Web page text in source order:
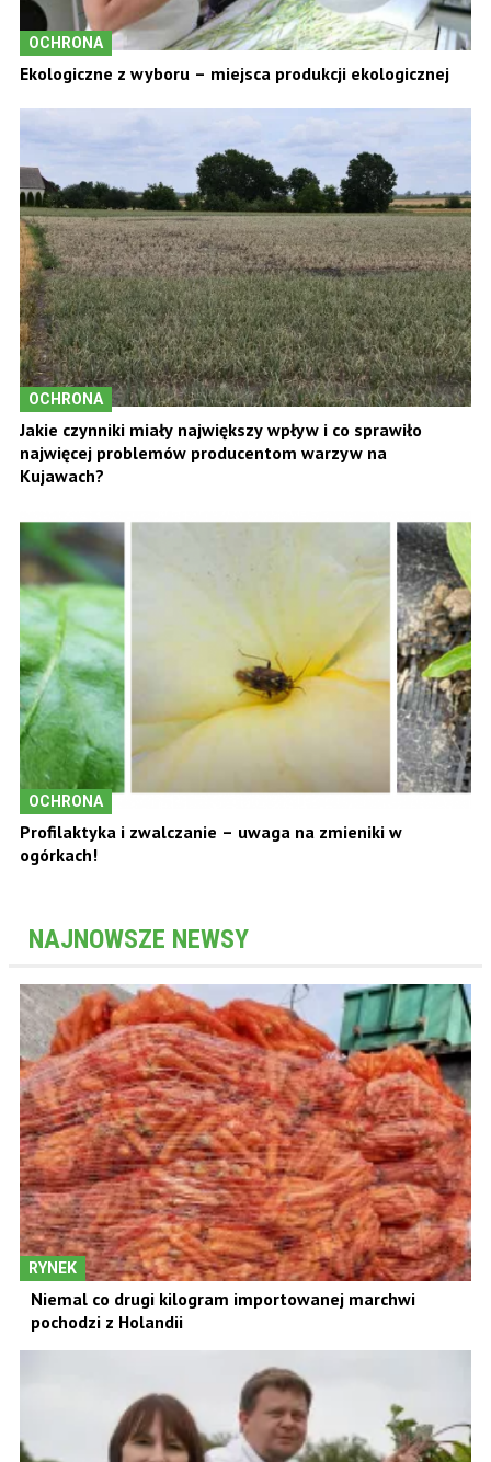
OCHRONA
Ekologiczne z wyboru – miejsca produkcji ekologicznej
OCHRONA
Jakie czynniki miały największy wpływ i co sprawiło
najwięcej problemów producentom warzyw na
Kujawach?
OCHRONA
Profilaktyka i zwalczanie – uwaga na zmieniki w
ogórkach!
NAJNOWSZE NEWSY
RYNEK
Niemal co drugi kilogram importowanej marchwi
pochodzi z Holandii